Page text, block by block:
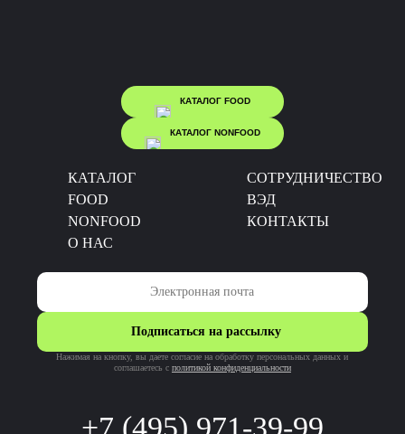
КАТАЛОГ FOOD
КАТАЛОГ NONFOOD
КАТАЛОГ
CОТРУДНИЧЕСТВО
FOOD
ВЭД
NONFOOD
КОНТАКТЫ
О НАС
+7 (495) 971-39-99
Подписаться на рассылку
Нажимая на кнопку, вы даете согласие на обработку персональных данных и
соглашаетесь c политикой конфиденциальности